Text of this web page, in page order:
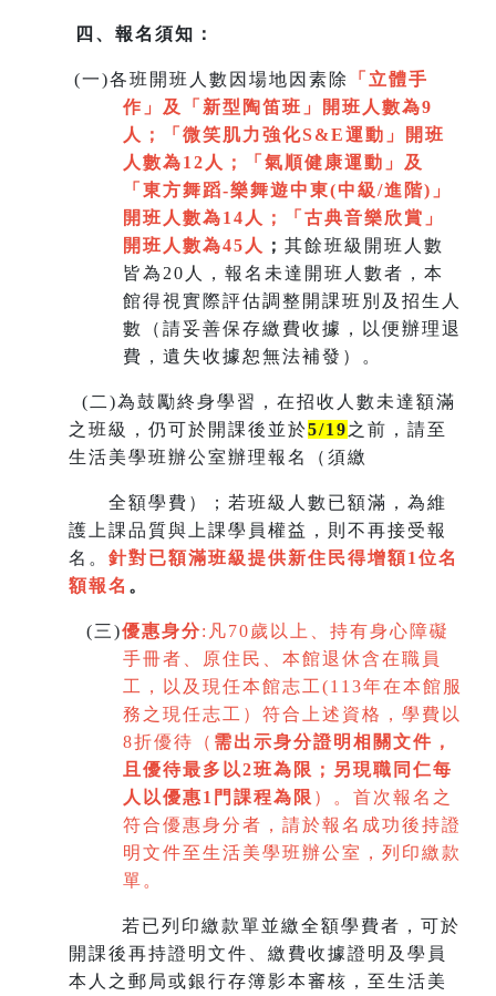
四、報名須知：
(一)各班開班人數因場地因素除
「立體手
作」及「新型陶笛班」開班人數為9
人 ；
「微笑肌力強化S&E運動」開班
人數為12人；「氣順健康運動」及
「 東方舞蹈-樂舞遊中東(中級/進階)」
開班人數為14人 ； 「 古典音樂欣賞 」
開班人數為45人 ； 其餘班級開班人數
皆為20人，報名未達開班人數者，本
館得視實際評估調整開課班別及招生人
數（請妥善保存繳費收據，以便辦理退
費，遺失收據恕無法補發）。
(二)為鼓勵終身學習，在招收人數未達額滿
之班級，仍可於開課後並於5/19之前，請至
生活美學班辦公室辦理報名（須繳
全額學費）；若班級人數已額滿，為維
護上課品質與上課學員權益，則不再接受報
名。 針對已額滿班級提供新住民得增額 1位名
額報名 。
(三)優惠身分: 凡70歲以上、持有身心障礙
手冊者、原住民、本館退休含在職員
工，以及現任本館志工(113年在本館服
務之現任志工）符合上述資格，學費以
8折優待（ 需出示身分證明相關文件，
且優待最多以2班為限 ； 另現職同仁每
人以優惠1門課程為限 ）。首次報名之
符合優惠身分者，請於報名成功後持證
明文件至生活美學班辦公室，列印繳款
單。
若已列印繳款單並繳全額學費者，可於
開課後再持證明文件、繳費收據證明及學員
本人之郵局或銀行存簿影本審核，至生活美